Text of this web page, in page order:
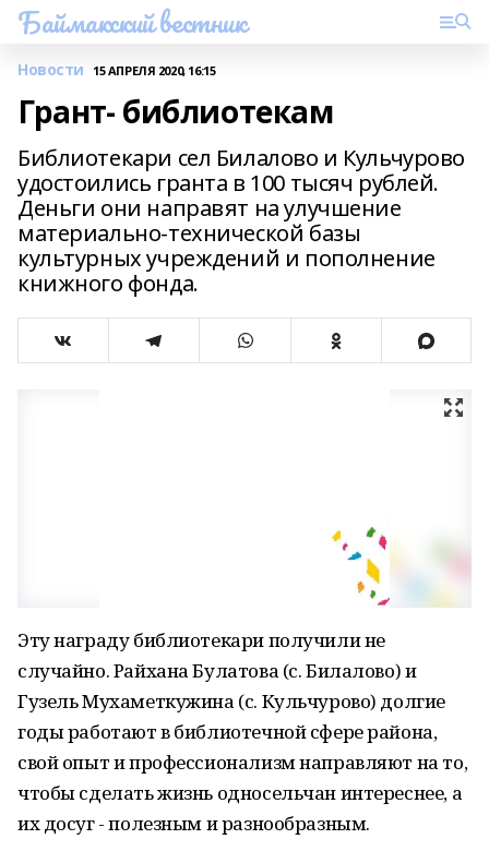
Баймакский вестник
Новости 15 АПРЕЛЯ 2020, 16:15
Грант- библиотекам
Библиотекари сел Билалово и Кульчурово
удостоились гранта в 100 тысяч рублей.
Деньги они направят на улучшение
материально-технической базы
культурных учреждений и пополнение
книжного фонда.
Эту награду библиотекари получили не
случайно. Райхана Булатова (с. Билалово) и
Гузель Мухаметкужина (с. Кульчурово) долгие
годы работают в библиотечной сфере района,
свой опыт и профессионализм направляют на то,
чтобы сделать жизнь односельчан интереснее, а
их досуг - полезным и разнообразным.